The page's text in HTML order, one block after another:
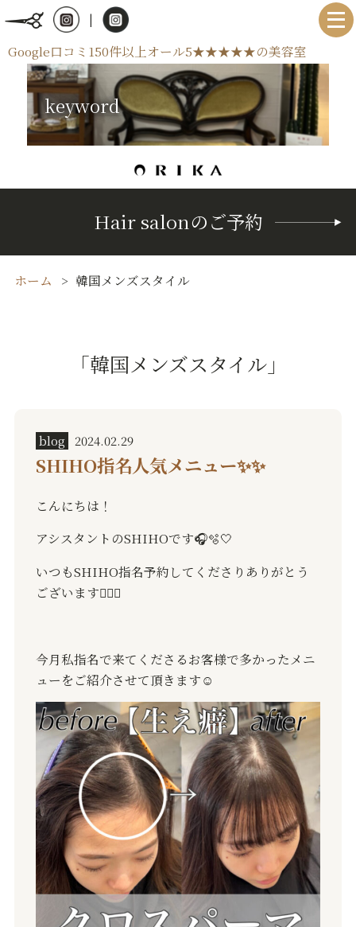
|
Google口コミ150件以上オール5★★★★★の美容室
keyword
Hair salonのご予約
ホーム 韓国メンズスタイル
「韓国メンズスタイル」
blog 2024.02.29
SHIHO指名人気メニュー✨✨
こんにちは！
アシスタントのSHIHOです🎧🫧🤍
いつもSHIHO指名予約してくださりありがとう
ございます🙇🏻‍♀️
今月私指名で来てくださるお客様で多かったメニ
ューをご紹介させて頂きます☺️